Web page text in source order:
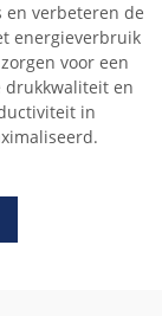
en verbeteren de
energieverbruik
voor een
drukkwaliteit en
in